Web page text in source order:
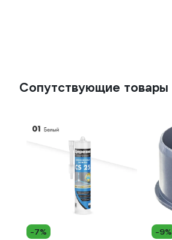
Сопутствующие товары
-7% -9%